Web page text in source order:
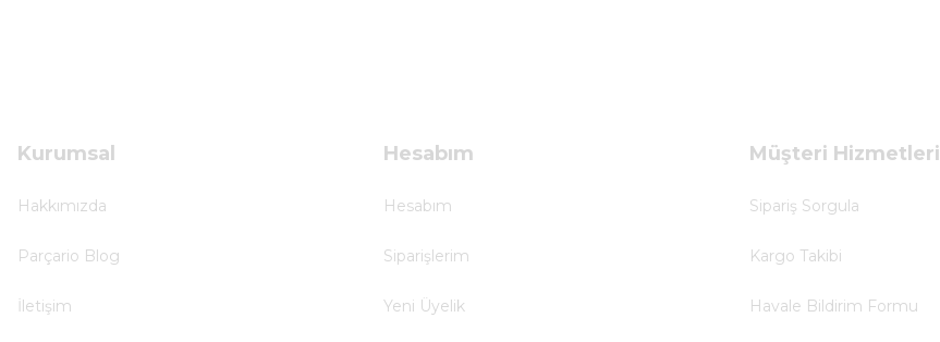
Kurumsal
Hakkımızda
Parçario Blog
İletişim
Hesabım
Hesabım
Siparişlerim
Yeni Üyelik
Müşteri Hizmetleri
Sipariş Sorgula
Kargo Takibi
Havale Bildirim Formu